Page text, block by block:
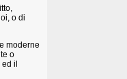
o di
moderne
o
il